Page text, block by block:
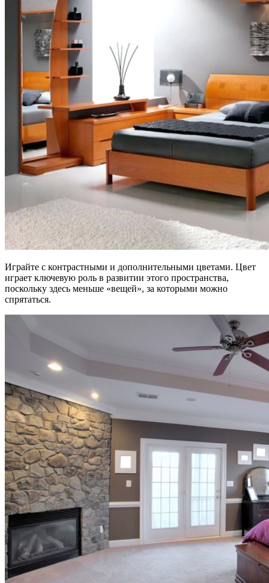
Играйте с контрастными и дополнительными цветами. Цвет
играет ключевую роль в развитии этого пространства,
поскольку здесь меньше «вещей», за которыми можно
спрятаться.